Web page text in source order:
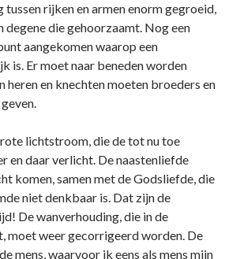
tussen rijken en armen enorm gegroeid,
degene die gehoorzaamt. Nog een
aangekomen waarop een
is. Er moet naar beneden worden
heren en knechten moeten broeders en
lichtstroom, die de tot nu toe
en daar verlicht. De naastenliefde
komen, samen met de Godsliefde, die
niet denkbaar is. Dat zijn de
De wanverhouding, die in de
moet weer gecorrigeerd worden. De
mens, waarvoor ik eens als mens mijn